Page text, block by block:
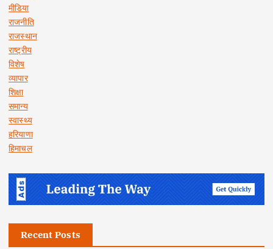
मीडिया
राजनीति
राजस्थान
राष्ट्रीय
विशेष
व्यापार
शिक्षा
समान्य
स्वास्थ्य
हरियाणा
हिमाचल
Recent Posts